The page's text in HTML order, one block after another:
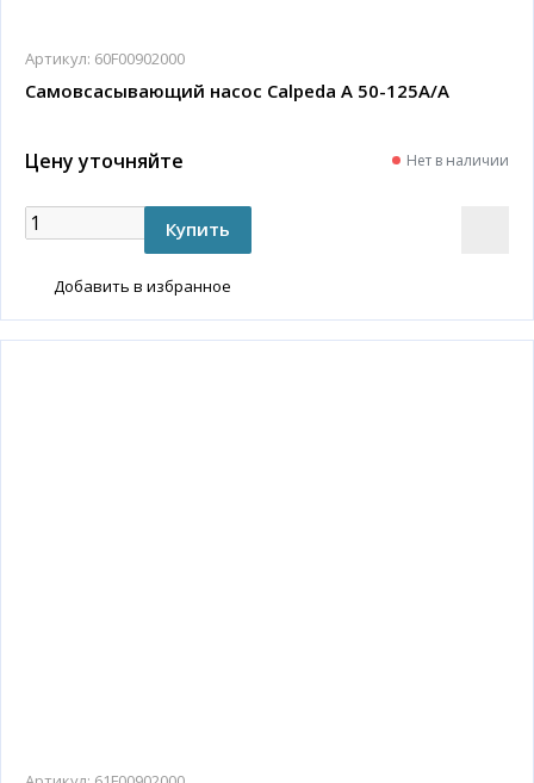
Артикул: 60F00902000
Самовсасывающий насос Calpeda A 50-125A/A
Цену уточняйте Нет в наличии
Добавить в избранное